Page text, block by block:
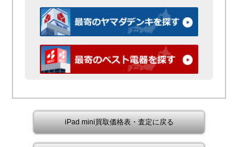
iPad mini買取価格表・査定に戻る